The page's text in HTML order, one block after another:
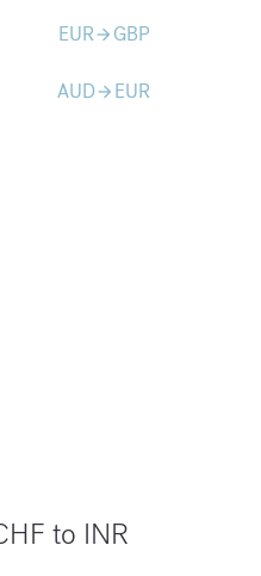
EURarrow_forward GBP
AUDarrow_forward EUR
to INR